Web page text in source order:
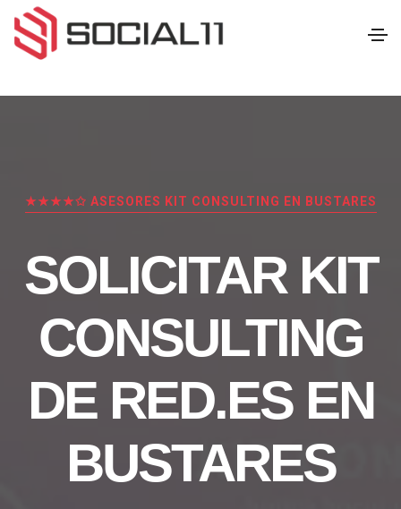
★★★★✩ ASESORES KIT CONSULTING EN BUSTARES
SOLICITAR KIT
CONSULTING
DE RED.ES EN
BUSTARES